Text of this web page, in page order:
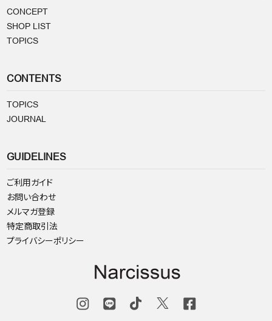
CONCEPT
SHOP LIST
TOPICS
CONTENTS
TOPICS
JOURNAL
GUIDELINES
ご利用ガイド
お問い合わせ
メルマガ登録
特定商取引法
プライバシーポリシー